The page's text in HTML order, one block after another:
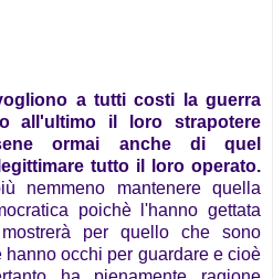
a tutti costi la guerra
all'ultimo il loro strapotere
ormai anche di quel
tutto il loro operato.
nemmeno mantenere quella
poichè l'hanno gettata
per quello che sono
hanno occhi per guardare e cioè